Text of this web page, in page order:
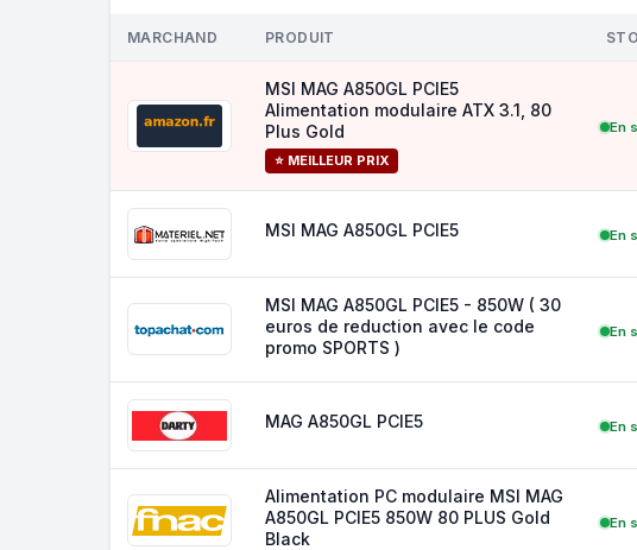
MARCHAND PRODUIT
MSI MAG A850GL PCIE5
Alimentation modulaire ATX 3.1, 80
Plus Gold
⭐ MEILLEUR PRIX
En
MSI MAG A850GL PCIE5 En
MSI MAG A850GL PCIE5 - 850W ( 30
euros de reduction avec le code
promo SPORTS )
En
MAG A850GL PCIE5 En
Alimentation PC modulaire MSI MAG
A850GL PCIE5 850W 80 PLUS Gold
Black
En